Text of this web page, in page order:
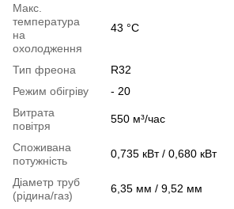
Макс.
температура
на
охолодження
43 °C
Тип фреона
R32
Режим обігріву
- 20
Витрата
повітря
550 м³/час
Споживана
потужність
0,735 кВт / 0,680 кВт
Діаметр труб
(рідина/газ)
6,35 мм / 9,52 мм